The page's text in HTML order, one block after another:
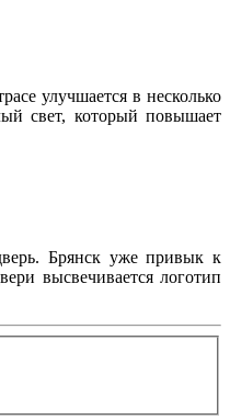
улучшается в несколько
свет, который повышает
Брянск уже привык к
высвечивается логотип